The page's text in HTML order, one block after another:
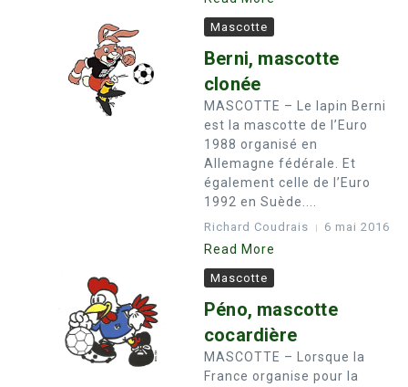
Mascotte
Berni, mascotte
clonée
MASCOTTE – Le lapin Berni
est la mascotte de l’Euro
1988 organisé en
Allemagne fédérale. Et
également celle de l’Euro
1992 en Suède....
Richard Coudrais 6 mai 2016
Read More
Mascotte
Péno, mascotte
cocardière
MASCOTTE – Lorsque la
France organise pour la